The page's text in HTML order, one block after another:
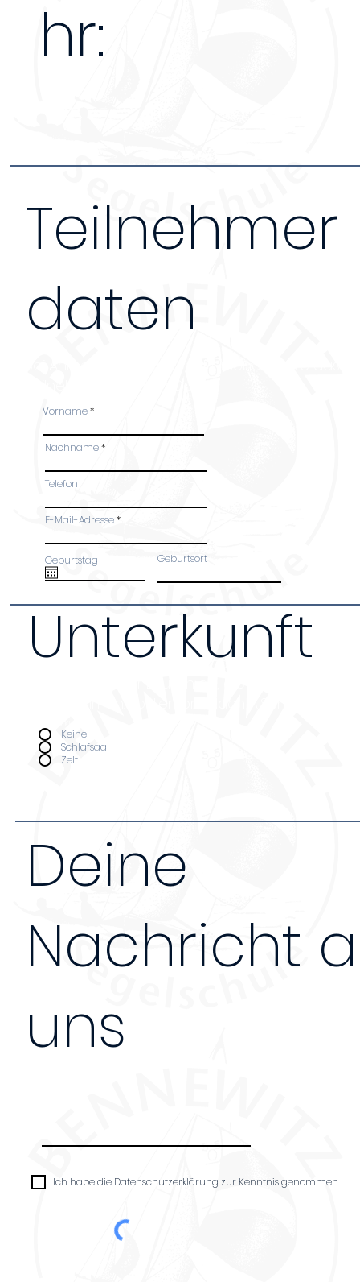
Ich habe die Datenschutzerklärung zur Kenntnis genommen.
hr:
Teilnehmer
daten
Keine
Schlafsaal
Zelt
Vorname
Nachname
E-Mail-Adresse
Telefon
Geburtsort
Geburtstag
Deine
Nachricht
uns
Da wir nur über begrenzten Platz verfügen
Unterkunft